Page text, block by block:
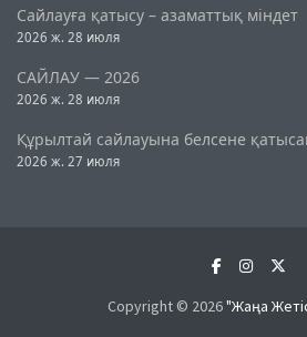
Сайлауға қатысу – азаматтық міндет
2026 ж. 28 июля
САЙЛАУ — 2026
2026 ж. 28 июля
Құрылтай сайлауына белсене
2026 ж. 27 июля
Copyright © 2026"Жаңа